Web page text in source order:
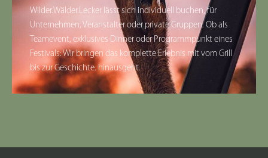
Wilder.Wälder.Lecker lässt sich individuell buchen, für
Unternehmen, Veranstalter oder private Gruppen. Ob als
Teamevent, exklusives Dinner oder Programmpunkt eines
Festivals: Wir bringen das komplette Erlebnis mit vom Grill
bis zur Geschichte. hinausgeht.